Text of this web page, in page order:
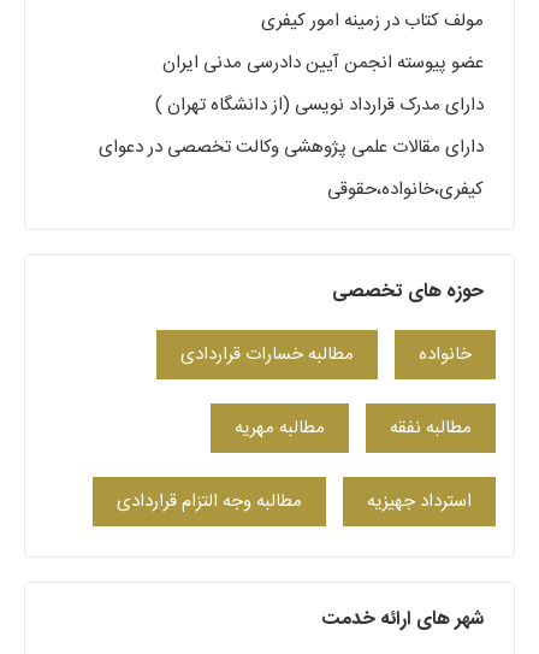
مولف کتاب در زمینه امور کیفری
عضو پیوسته انجمن آیین دادرسی مدنی ایران
دارای مدرک قرارداد نویسی (از دانشگاه تهران )
دارای مقالات علمی پژوهشی وکالت تخصصی در دعوای
کیفری،خانواده،حقوقی
حوزه های تخصصی
خانواده مطالبه خسارات قراردادی
مطالبه نفقه مطالبه مهریه
استرداد جهیزیه مطالبه وجه التزام قراردادی
شهر های ارائه خدمت